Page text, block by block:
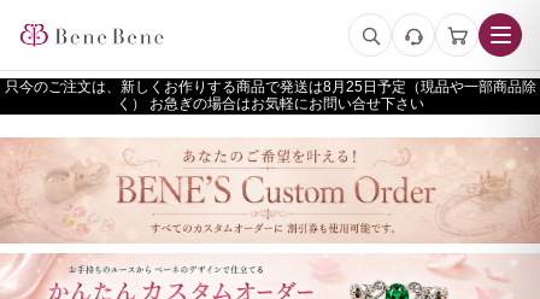
只今のご注文は、新しくお作りする商品で発送は
予定（現品や一部商品除
く） お急ぎの場合はお気軽にお問い合せ下さい